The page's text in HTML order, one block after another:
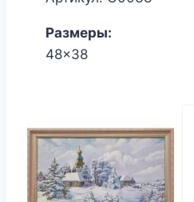
Размеры:
48x38